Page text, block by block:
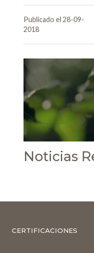
Publicado el 28-09-
2018
Noticias
CERTIFICACIONES